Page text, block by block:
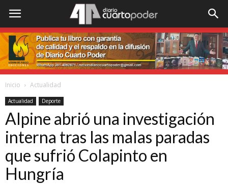
Inicio Actualidad
Actualidad Deporte
Alpine abrió una investigación
interna tras las malas paradas
que sufrió Colapinto en
Hungría